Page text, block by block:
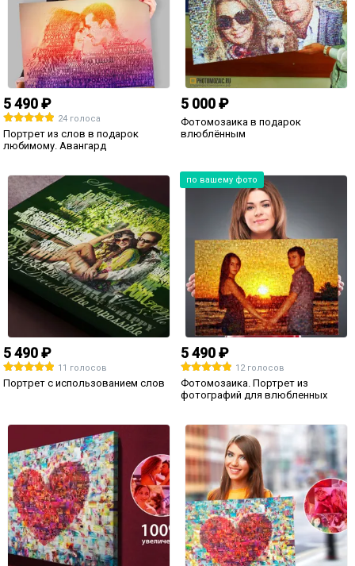
5 490 ₽
24 голоса
Портрет из слов в подарок
любимому. Авангард
5 000 ₽
Фотомозаика в подарок
влюблённым
5 490 ₽
11 голосов
Портрет с использованием слов
по вашему фото
5 490 ₽
12 голосов
Фотомозаика. Портрет из
фотографий для влюбленных